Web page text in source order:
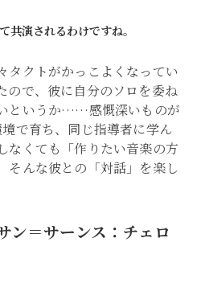
共演されるわけですね。
タクトがかっこよくなってい
ので、彼に自分のソロを委ね
というか……感慨深いものが
で育ち、同じ指導者に学ん
なくても「作りたい音楽の方
そんな彼との「対話」を楽し
＝サーンス：チェロ